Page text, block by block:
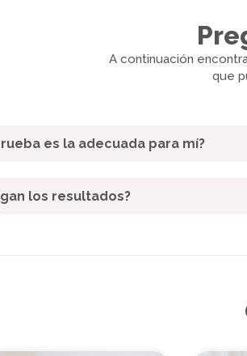
A continuación
que
es la adecuada para mí?
los resultados?